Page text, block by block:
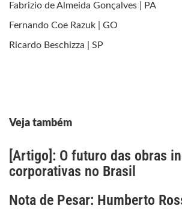
Fabrizio de Almeida Gonçalves | PA
Fernando Coe Razuk | GO
Ricardo Beschizza | SP
Veja também
[Artigo]: O futuro das obras
corporativas no Brasil
Nota de Pesar: Humberto